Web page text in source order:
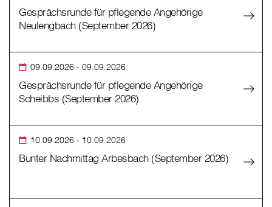
Gesprächsrunde für pflegende Angehörige
Neulengbach (September 2026)
09.09.2026 - 09.09.2026
Gesprächsrunde für pflegende Angehörige
Scheibbs (September 2026)
10.09.2026 - 10.09.2026
Bunter Nachmittag Arbesbach (September 2026)